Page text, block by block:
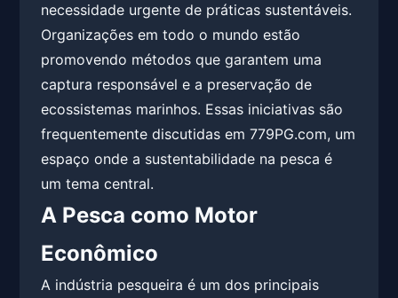
necessidade urgente de práticas sustentáveis.
Organizações em todo o mundo estão
promovendo métodos que garantem uma
captura responsável e a preservação de
ecossistemas marinhos. Essas iniciativas são
frequentemente discutidas em 779PG.com, um
espaço onde a sustentabilidade na pesca é
um tema central.
A Pesca como Motor
Econômico
A indústria pesqueira é um dos principais